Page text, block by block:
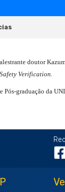
doutor
Verification.
Pós-graduação da